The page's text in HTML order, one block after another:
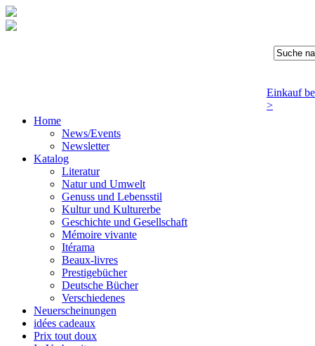
Einkauf
>
Home
News/Events
Newsletter
Katalog
Literatur
Natur und Umwelt
Genuss und Lebensstil
Kultur und Kulturerbe
Geschichte und Gesellschaft
Mémoire vivante
Itérama
Beaux-livres
Prestigebücher
Deutsche Bücher
Verschiedenes
Neuerscheinungen
idées cadeaux
Prix tout doux